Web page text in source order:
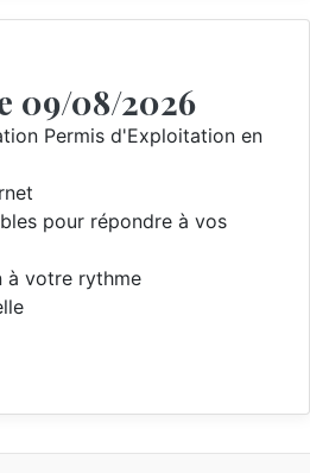
09/08/2026
Permis d'Exploitation en
pour répondre à vos
votre rythme